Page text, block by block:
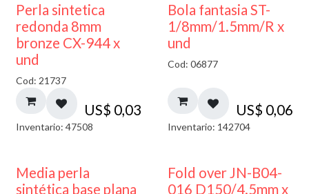
Perla sintetica
redonda 8mm
bronze CX-944 x
und
Cod: 21737
US$ 0,03
Inventario: 47508
Bola fantasia ST-
1/8mm/1.5mm/R x
und
Cod: 06877
US$ 0,06
Inventario: 142704
Media perla
sintética base plana
Fold over JN-B04-
016 D150/4.5mm x